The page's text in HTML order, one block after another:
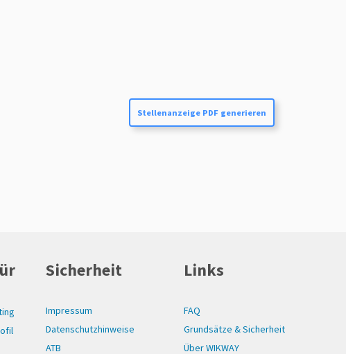
Stellenanzeige PDF generieren
Sicherheit
Impressum
Datenschutzhinweise
ATB
Links
FAQ
Grundsätze & Sicherheit
Über WIKWAY